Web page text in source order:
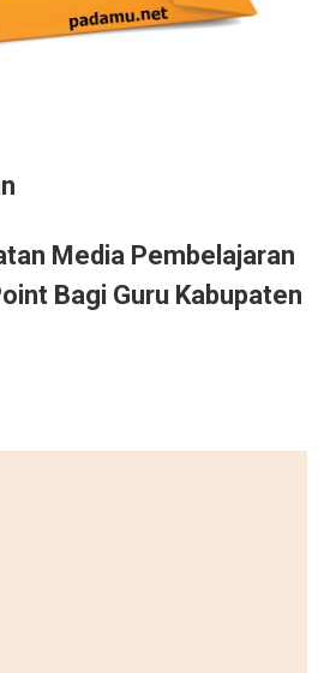
Media Pembelajaran
Bagi Guru Kabupaten